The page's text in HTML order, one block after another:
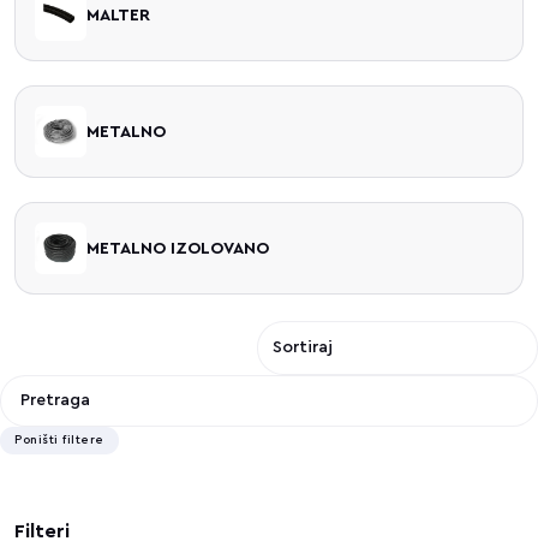
MALTER
METALNO
METALNO IZOLOVANO
Poništi filtere
Filteri